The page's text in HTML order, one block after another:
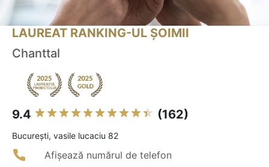
LAUREAT RANKING-UL ȘOIMII
Chanttal
9.4 (162)
Bucureşti, vasile lucaciu 82
Afișează numărul de telefon